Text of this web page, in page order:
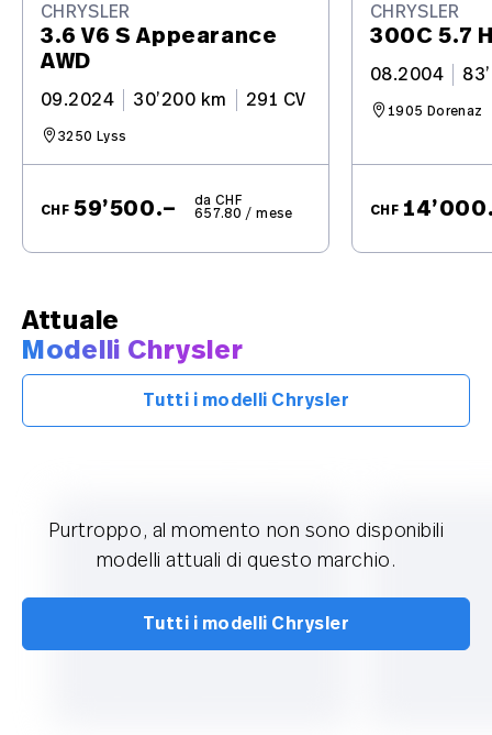
CHRYSLER
3.6 V6 S Appearance
AWD
09.2024 30’200 km 291 CV
3250 Lyss
CHF 59’500.– da CHF
657.80 / mese
CHRYSLER
300C 5.7
08.2004
1905 Dorenaz
CHF
Attuale
Modelli Chrysler
Tutti i modelli Chrysler
Purtroppo, al momento non sono disponibili
modelli attuali di questo marchio.
Tutti i modelli Chrysler